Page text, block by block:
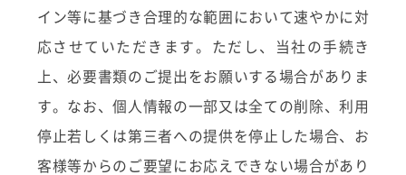
イン等に基づき合理的な範囲において速やかに対
応させていただきます。ただし、当社の手続き
上、必要書類のご提出をお願いする場合がありま
す。なお、個人情報の一部又は全ての削除、利用
停止若しくは第三者への提供を停止した場合、お
客様等からのご要望にお応えできない場合があり